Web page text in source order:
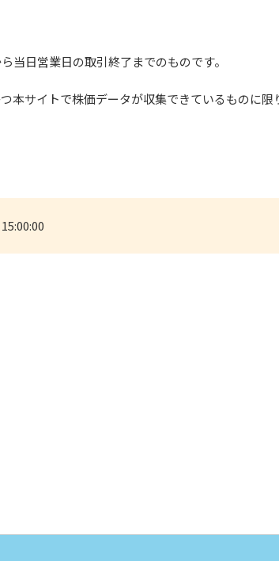
当日営業日の取引終了までのものです。
本サイトで株価データが収集できているものに限